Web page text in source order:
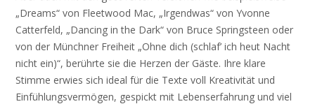
„Dreams“ von Fleetwood Mac, „Irgendwas“ von Yvonne
Catterfeld, „Dancing in the Dark“ von Bruce Springsteen oder
von der Münchner Freiheit „Ohne dich (schlaf’ ich heut Nacht
nicht ein)“, berührte sie die Herzen der Gäste. Ihre klare
Stimme erwies sich ideal für die Texte voll Kreativität und
Einfühlungsvermögen, gespickt mit Lebenserfahrung und viel